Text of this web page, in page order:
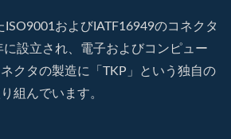
ISO9001およびIATF16949のコネクタ
に設立され、電子およびコンピュー
クタの製造に「TKP」という独自の
組んでいます。